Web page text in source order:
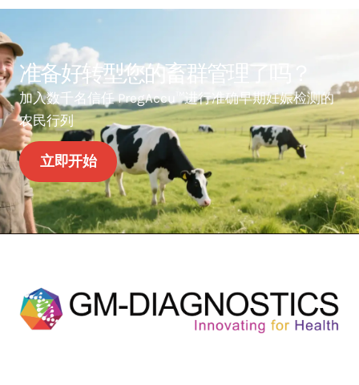
准备好转型您的畜群管理了吗？
加入数千名信任 PregAccu™进行准确早期妊娠检测的
农民行列
立即开始